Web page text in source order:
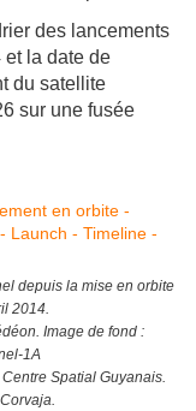
des lancements
la date de
du satellite
sur une fusée
depuis la mise en orbite
2014.
Image de fond :
1A
Spatial Guyanais.